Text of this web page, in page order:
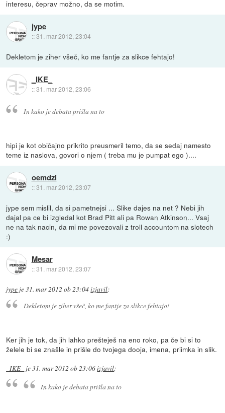
interesu, čeprav možno, da se motim.
jype
::31. mar 2012, 23:04
Dekletom je ziher všeč, ko me fantje za slikce fehtajo!
_IKE_
::31. mar 2012, 23:06
In kako je debata prišla na to
hipi je kot običajno prikrito preusmeril temo, da se sedaj namesto
teme iz naslova, govori o njem ( treba mu je pumpat ego )....
oemdzi
::31. mar 2012, 23:07
jype sem mislil, da si pametnejsi ... Slike dajes na net ? Nebi jih
dajal pa ce bi izgledal kot Brad Pitt ali pa Rowan Atkinson... Vsaj
ne na tak nacin, da mi me povezovali z troll accountom na slotech
:)
Mesar
::31. mar 2012, 23:07
jype je31. mar 2012 ob 23:04izjavil:
Dekletom je ziher všeč, ko me fantje za slikce fehtajo!
Ker jih je tok, da jih lahko prešteješ na eno roko, pa če bi si to
želele bi se znašle in prišle do tvojega dooja, imena, priimka in slik.
_IKE_ je31. mar 2012 ob 23:06izjavil:
In kako je debata prišla na to